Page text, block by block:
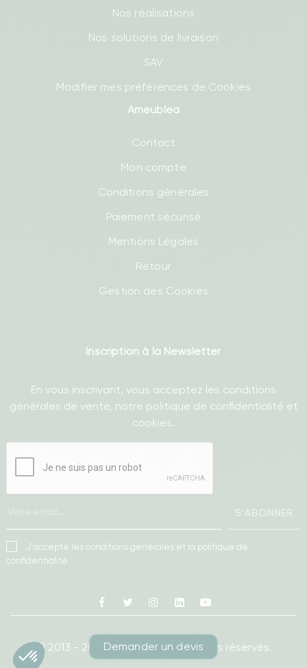
Nos réalisations
Nos solutions de livraison
SAV
Modifier mes préférences de Cookies
Ameublea
Contact
Mon compte
Conditions générales
Paiement sécurisé
Mentions Légales
Retour
Gestion des Cookies
Inscription à la Newsletter
En vous inscrivant, vous acceptez les conditions
générales de vente, notre politique de confidentialité et
cookies.
S'ABONNER
J'accepte les conditions générales et la politique de
confidentialité
Facebook
Twitter InstagramLinkedin
© 2013 - 2026Ameublea.Tous droits réservés.
Demander un devis